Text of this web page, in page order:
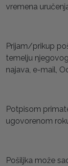
vremena
Prijam/prikup
temelju
najava, e-mail,
Potpisom
ugovorenom
Pošiljka može